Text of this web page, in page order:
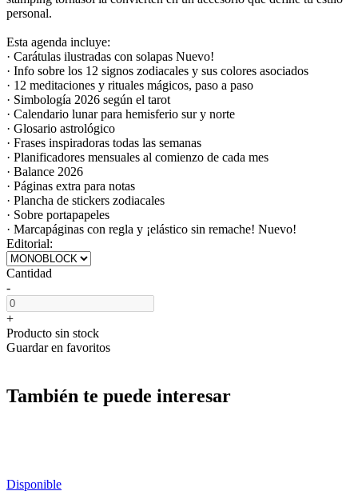
personal.
Esta agenda incluye:
· Carátulas ilustradas con solapas Nuevo!
· Info sobre los 12 signos zodiacales y sus colores asociados
· 12 meditaciones y rituales mágicos, paso a paso
· Simbología 2026 según el tarot
· Calendario lunar para hemisferio sur y norte
· Glosario astrológico
· Frases inspiradoras todas las semanas
· Planificadores mensuales al comienzo de cada mes
· Balance 2026
· Páginas extra para notas
· Plancha de stickers zodiacales
· Sobre portapapeles
· Marcapáginas con regla y ¡elástico sin remache! Nuevo!
Editorial:
Cantidad
-
+
Producto sin stock
Guardar en favoritos
También te puede interesar
Disponible